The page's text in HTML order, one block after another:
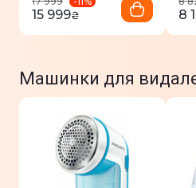
15 999₴ 8
Машинки для